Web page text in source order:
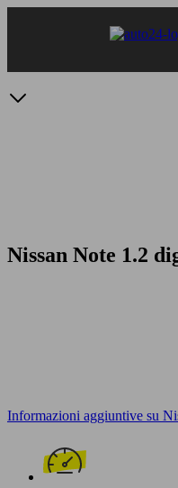
Nissan Note 1.2
Informazioni aggiuntive su